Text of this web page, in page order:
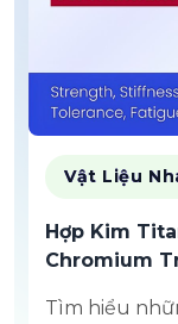
Vật Liệu
Hợp Kim
Chromium
Tìm hiểu